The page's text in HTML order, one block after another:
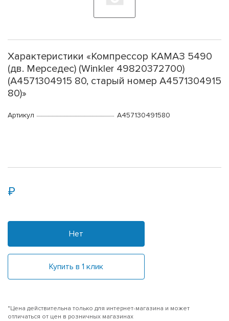
Характеристики «Компрессор КАМАЗ 5490
(дв. Мерседес) (Winkler 49820372700)
(A4571304915 80, старый номер A4571304915
80)»
Артикул А457130491580
Нет
Купить в 1 клик
*Цена действительна только для интернет-магазина и может
отличаться от цен в розничных магазинах